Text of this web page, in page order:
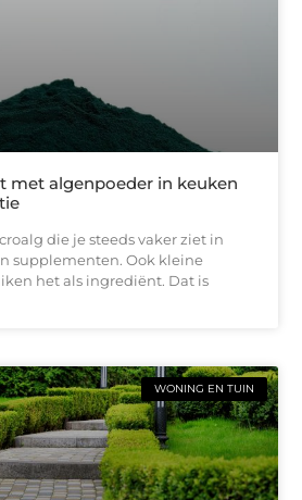
met algenpoeder in keuken
die je steeds vaker ziet in
supplementen. Ook kleine
het als ingrediënt. Dat is
WONING EN TUIN